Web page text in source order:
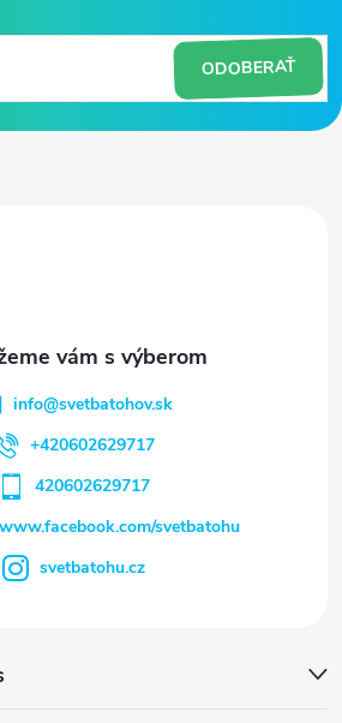
ODOBERAŤ
info@svetbatohov.sk
+420602629717
420602629717
svetbatohu
svetbatohu.cz